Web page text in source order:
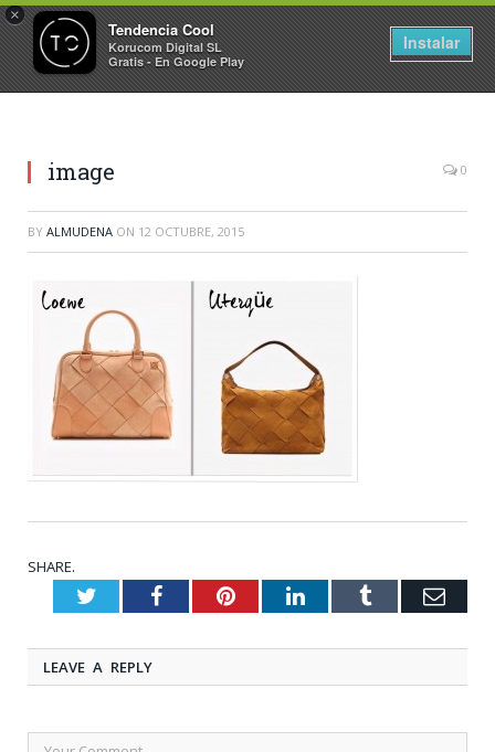
×
Tendencia Cool
Korucom Digital SL
Gratis - En Google Play
Instalar
image 0
BY ALMUDENA ON 12 OCTUBRE, 2015
SHARE.
TwitterFacebookPinterestLinkedInTumblr
LEAVE A REPLY